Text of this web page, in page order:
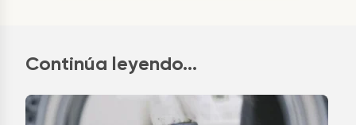
Continúa leyendo...